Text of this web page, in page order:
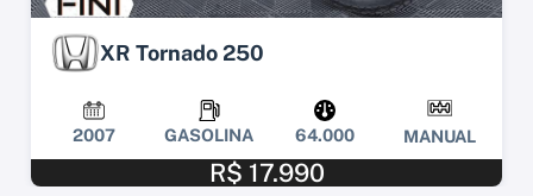
XR Tornado 250
2007 GASOLINA 64.000 MANUAL
R$ 17.990